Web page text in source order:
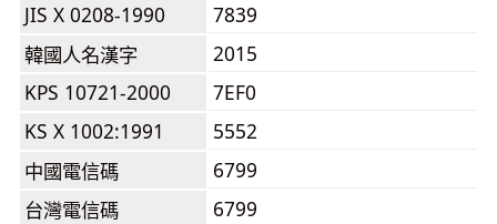
JIS X 0208-1990
7839
韓國人名漢字
2015
KPS 10721-2000
7EF0
KS X 1002:1991
5552
中國電信碼
6799
台灣電信碼
6799